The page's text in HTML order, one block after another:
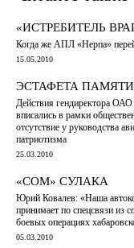
«ИСТРЕБИТЕЛЬ
Когда же АПЛ «Нерпа»
15.05.2010
ЭСТАФЕТА
Действия гендиректора
вписались в рамки
отсутствие у руководства
патриотизма
25.03.2010
«СОМ» СУЛАКА
Юрий Ковалев: «Наша
принимает по спецсвязи из
боевых операциях
05.03.2010